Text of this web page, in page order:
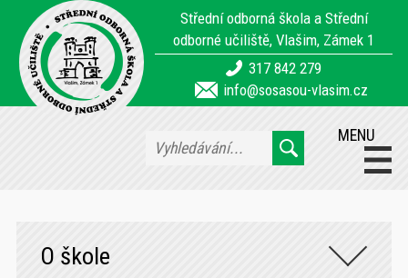
Střední odborná škola a Střední
odborné učiliště, Vlašim, Zámek 1
317 842 279
info@sosasou-vlasim.cz
MENU
O škole